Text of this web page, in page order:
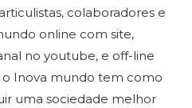
colaboradores e
online com site,
no youtube, e off-line
o Inova mundo tem como
uma sociedade melhor